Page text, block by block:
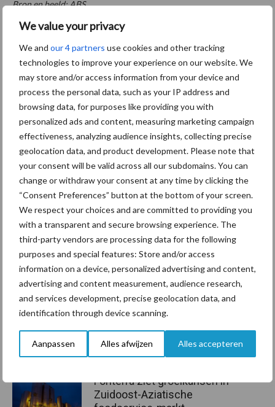
We value your privacy
We and our 4 partners use cookies and other tracking
technologies to improve your experience on our website. We
may store and/or access information from your device and
process the personal data, such as your IP address and
browsing data, for purposes like providing you with
personalized ads and content, measuring marketing campaign
effectiveness, analyzing audience insights, collecting precise
geolocation data, and product development. Please note that
your consent will be valid across all our subdomains. You can
change or withdraw your consent at any time by clicking the
“Consent Preferences” button at the bottom of your screen.
We respect your choices and are committed to providing you
with a transparent and secure browsing experience. The
third-party vendors are processing data for the following
purposes and special features: Store and/or access
information on a device, personalized advertising and content,
advertising and content measurement, audience research,
and services development, precise geolocation data, and
identification through device scanning.
Aanpassen Alles afwijzen Alles accepteren
Bron en beeld: ABS
Meer melkvee nieuws
Maak hier uw keuze:
bemesting Diergezondheid
Toon meer
Gerelateerde artikelen internationaal
USDA verwacht meer
melkproductie en hogere
melkprijs in 2026
Fonterra ziet groeikansen in
Zuidoost-Aziatische